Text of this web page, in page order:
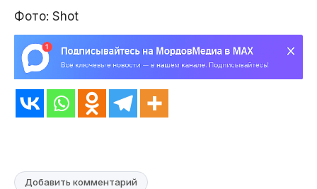
Фото: Shot
Добавить комментарий